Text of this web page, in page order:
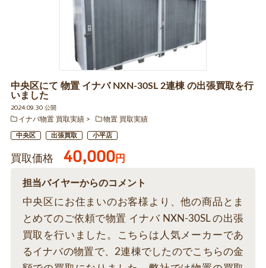
中央区にて 物置 イナバ NXN-30SL 2連棟 の出張買取を行
いました
2024.09.30 公開
イナバ物置 買取実績
物置 買取実績
中央区 出張買取 小平店
買取価格 40,000円
担当バイヤーからのコメント
中央区にお住まいのお客様より、他の商品とま
とめてのご依頼で物置 イナバ NXN-30SL の出張
買取を行いました。こちらは人気メーカーであ
るイナバの物置で、2連棟でしたのでこちらの金